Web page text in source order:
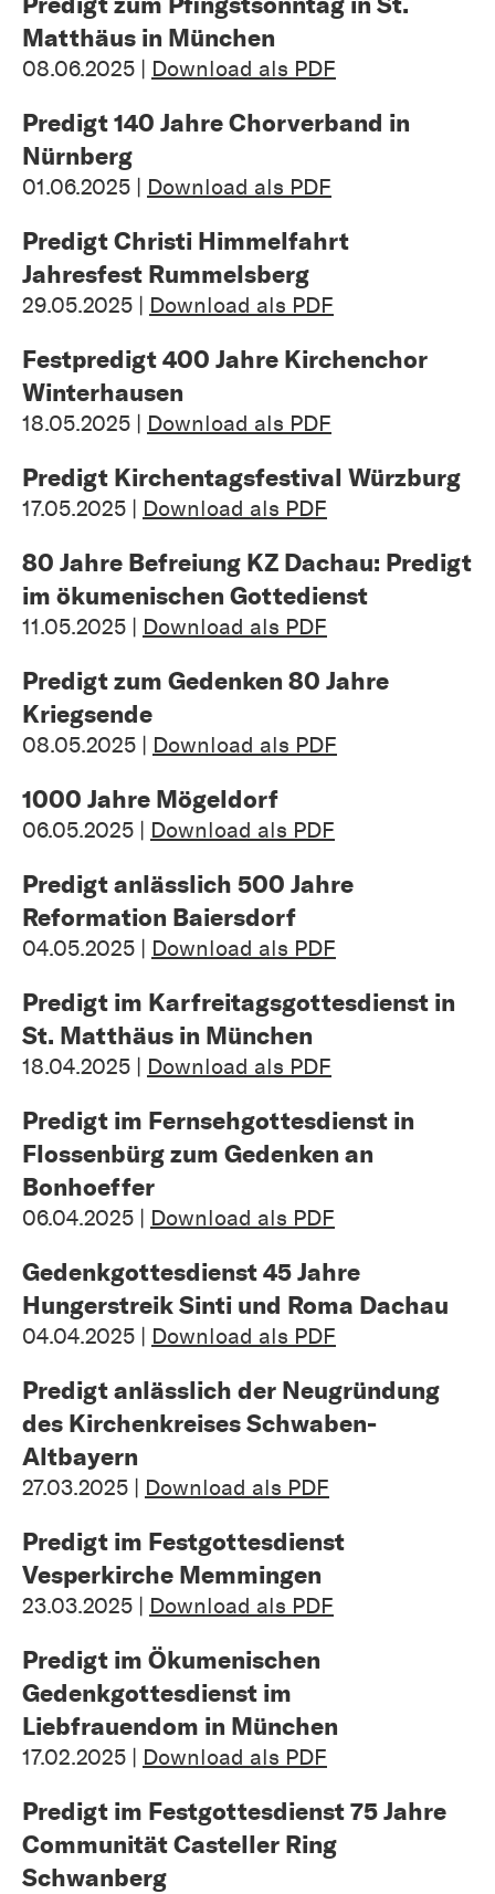
Matthäus in München
08.06.2025 | Download als PDF
Predigt 140 Jahre Chorverband in
Nürnberg
01.06.2025 | Download als PDF
Predigt Christi Himmelfahrt
Jahresfest Rummelsberg
29.05.2025 | Download als PDF
Festpredigt 400 Jahre Kirchenchor
Winterhausen
18.05.2025 | Download als PDF
Predigt Kirchentagsfestival Würzburg
17.05.2025 | Download als PDF
80 Jahre Befreiung KZ Dachau: Predigt
im ökumenischen Gottedienst
11.05.2025 | Download als PDF
Predigt zum Gedenken 80 Jahre
Kriegsende
08.05.2025 | Download als PDF
1000 Jahre Mögeldorf
06.05.2025 | Download als PDF
Predigt anlässlich 500 Jahre
Reformation Baiersdorf
04.05.2025 | Download als PDF
Predigt im Karfreitagsgottesdienst in
St. Matthäus in München
18.04.2025 | Download als PDF
Predigt im Fernsehgottesdienst in
Flossenbürg zum Gedenken an
Bonhoeffer
06.04.2025 | Download als PDF
Gedenkgottesdienst 45 Jahre
Hungerstreik Sinti und Roma Dachau
04.04.2025 | Download als PDF
Predigt anlässlich der Neugründung
des Kirchenkreises Schwaben-
Altbayern
27.03.2025 | Download als PDF
Predigt im Festgottesdienst
Vesperkirche Memmingen
23.03.2025 | Download als PDF
Predigt im Ökumenischen
Gedenkgottesdienst im
Liebfrauendom in München
17.02.2025 | Download als PDF
Predigt im Festgottesdienst 75 Jahre
Communität Casteller Ring
Schwanberg